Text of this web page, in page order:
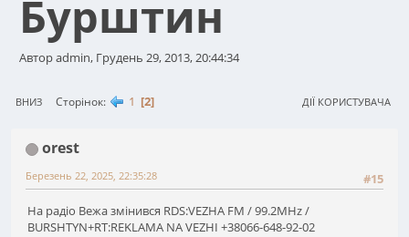
Бурштин
Автор admin, Грудень 29, 2013, 20:44:34
ВНИЗ Сторінок 1 2 ДІЇ КОРИСТУВАЧА
orest
#15
Березень 22, 2025, 22:35:28
На радіо Вежа змінився RDS:VEZHA FM / 99.2MHz /
BURSHTYN+RT:REKLAMA NA VEZHI +38066-648-92-02